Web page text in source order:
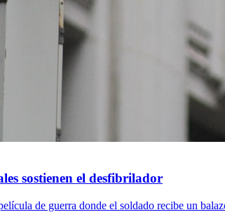
sostienen el desfibrilador
de guerra donde el soldado recibe un